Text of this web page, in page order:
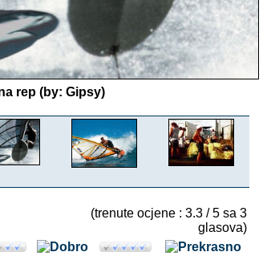
rep (by: Gipsy)
(trenute ocjene : 3.3 / 5 sa 3
glasova)